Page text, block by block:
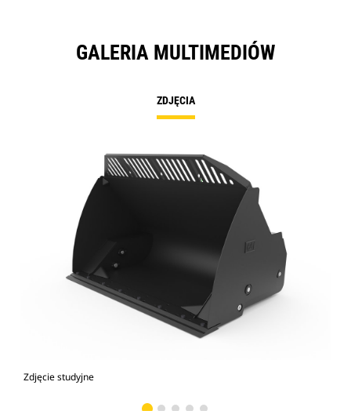
GALERIA MULTIMEDIÓW
ZDJĘCIA
Zdjęcie studyjne